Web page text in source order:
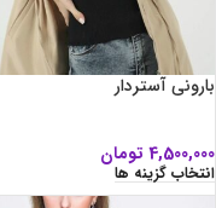
بارونی آستردار
4,500,000 تومان
انتخاب گزینه ها